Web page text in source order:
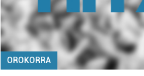
OROKORRA